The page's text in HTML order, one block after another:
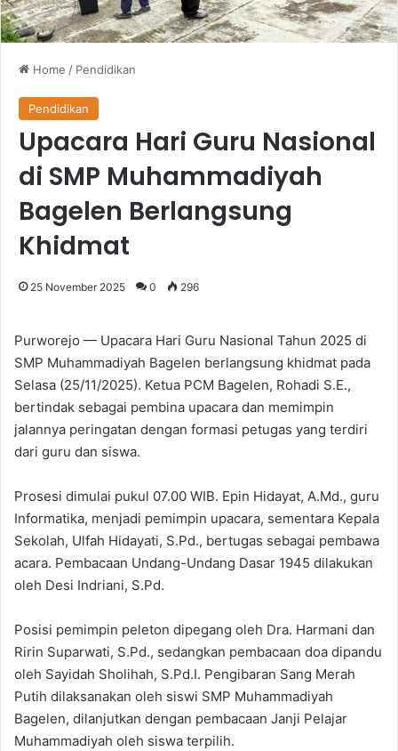
Home / Pendidikan
Pendidikan
Upacara Hari Guru Nasional
di SMP Muhammadiyah
Bagelen Berlangsung
Khidmat
25 November 2025 0 296
Purworejo — Upacara Hari Guru Nasional Tahun 2025 di
SMP Muhammadiyah Bagelen berlangsung khidmat pada
Selasa (25/11/2025). Ketua PCM Bagelen, Rohadi S.E.,
bertindak sebagai pembina upacara dan memimpin
jalannya peringatan dengan formasi petugas yang terdiri
dari guru dan siswa.
Prosesi dimulai pukul 07.00 WIB. Epin Hidayat, A.Md., guru
Informatika, menjadi pemimpin upacara, sementara Kepala
Sekolah, Ulfah Hidayati, S.Pd., bertugas sebagai pembawa
acara. Pembacaan Undang-Undang Dasar 1945 dilakukan
oleh Desi Indriani, S.Pd.
Posisi pemimpin peleton dipegang oleh Dra. Harmani dan
Ririn Suparwati, S.Pd., sedangkan pembacaan doa dipandu
oleh Sayidah Sholihah, S.Pd.I. Pengibaran Sang Merah
Putih dilaksanakan oleh siswi SMP Muhammadiyah
Bagelen, dilanjutkan dengan pembacaan Janji Pelajar
Muhammadiyah oleh siswa terpilih.